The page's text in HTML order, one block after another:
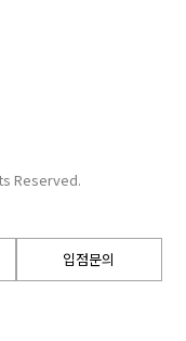
Reserved.
입점문의